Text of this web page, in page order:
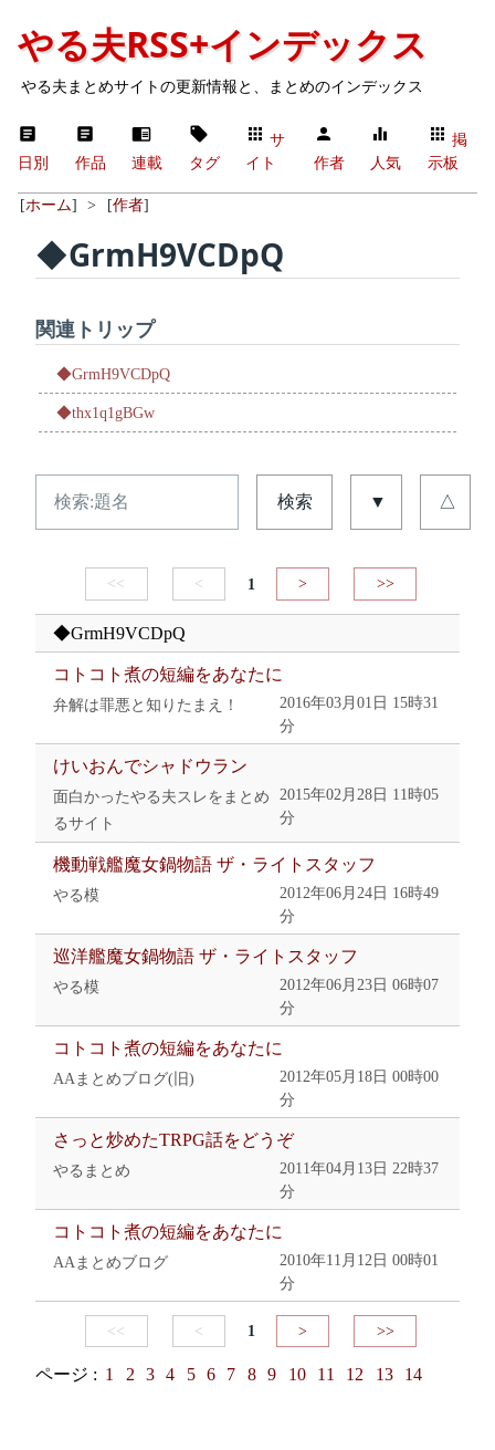
やる夫RSS+インデックス
やる夫まとめサイトの更新情報と、まとめのインデックス
日別 作品 連載 タグ
サ
イト
作者 人気
掲
示板
[ホーム] > [作者]
◆GrmH9VCDpQ
関連トリップ
◆GrmH9VCDpQ
◆thx1q1gBGw
検索 ▼ △
<< < 1 > >>
◆GrmH9VCDpQ
コトコト煮の短編をあなたに
弁解は罪悪と知りたまえ！
2016年03月01日 15時31
分
けいおんでシャドウラン
面白かったやる夫スレをまとめ
るサイト
2015年02月28日 11時05
分
機動戦艦魔女鍋物語 ザ・ライトスタッフ
やる模
2012年06月24日 16時49
分
巡洋艦魔女鍋物語 ザ・ライトスタッフ
やる模
2012年06月23日 06時07
分
コトコト煮の短編をあなたに
AAまとめブログ(旧)
2012年05月18日 00時00
分
さっと炒めたTRPG話をどうぞ
やるまとめ
2011年04月13日 22時37
分
コトコト煮の短編をあなたに
AAまとめブログ
2010年11月12日 00時01
分
<< < 1 > >>
ページ : 1 2 3 4 5 6 7 8 9 10 11 12 13 14